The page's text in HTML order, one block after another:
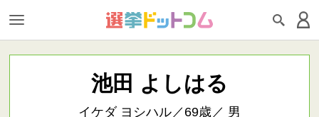
池田 よしはる
イケダ ヨシハル／69歳／ 男